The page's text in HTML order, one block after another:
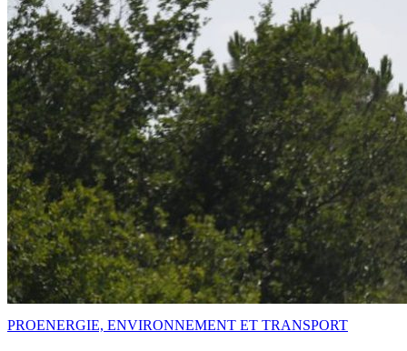
PROENERGIE, ENVIRONNEMENT ET TRANSPORT